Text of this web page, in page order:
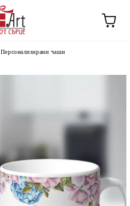
Персонализирани чаши